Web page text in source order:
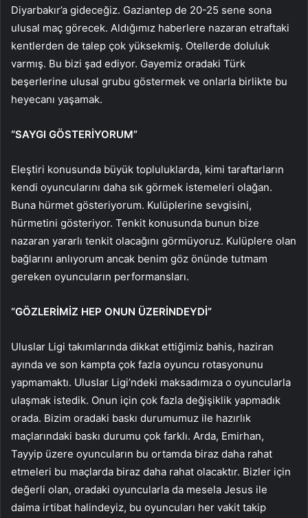
Diyarbakır’a gideceğiz. Gaziantep de 20-25 sene sona
ulusal maç görecek. Aldığımız haberlere nazaran etraftaki
kentlerden de talep çok yüksekmiş. Otellerde doluluk
varmış. Bu bizi şad ediyor. Gayemiz oradaki Türk
beşerlerine ulusal grubu göstermek ve onlarla birlikte bu
heyecanı yaşamak.
“SAYGI GÖSTERİYORUM”
Eleştiri konusunda büyük topluluklarda, kimi taraftarların
kendi oyuncularını daha sık görmek istemeleri olağan.
Buna hürmet gösteriyorum. Kulüplerine sevgisini,
hürmetini gösteriyor. Tenkit konusunda bunun bize
nazaran yararlı tenkit olacağını görmüyoruz. Kulüplere olan
bağlarını anlıyorum ancak benim göz önünde tutmam
gereken oyuncuların performansları.
“GÖZLERİMİZ HEP ONUN ÜZERİNDEYDİ”
Uluslar Ligi takımlarında dikkat ettiğimiz bahis, haziran
ayında ve son kampta çok fazla oyuncu rotasyonunu
yapmamaktı. Uluslar Ligi’ndeki maksadımıza o oyuncularla
ulaşmak istedik. Onun için çok fazla değişiklik yapmadık
orada. Bizim oradaki baskı durumumuz ile hazırlık
maçlarındaki baskı durumu çok farklı. Arda, Emirhan,
Tayyip üzere oyuncuların bu ortamda biraz daha rahat
etmeleri bu maçlarda biraz daha rahat olacaktır. Bizler için
değerli olan, oradaki oyuncularla da mesela Jesus ile
daima irtibat halindeyiz, bu oyuncuları her vakit takip